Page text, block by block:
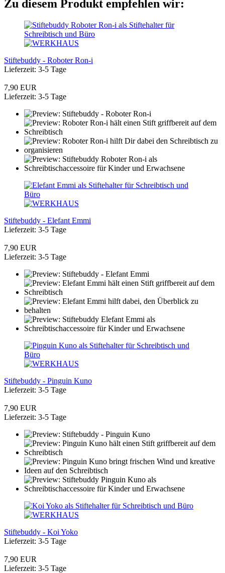
Zu diesem Produkt empfehlen wir:
Stiftebuddy - Roboter Ron-i
Lieferzeit: 3-5 Tage
7,90 EUR
Lieferzeit: 3-5 Tage
Stiftebuddy - Elefant Emmi
Lieferzeit: 3-5 Tage
7,90 EUR
Lieferzeit: 3-5 Tage
Stiftebuddy - Pinguin Kuno
Lieferzeit: 3-5 Tage
7,90 EUR
Lieferzeit: 3-5 Tage
Stiftebuddy - Koi Yoko
Lieferzeit: 3-5 Tage
7,90 EUR
Lieferzeit: 3-5 Tage